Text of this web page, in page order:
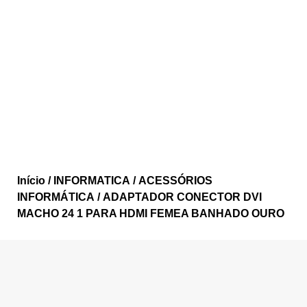
Início / INFORMATICA /ACESSÓRIOS
INFORMÁTICA / ADAPTADOR CONECTOR DVI
MACHO 24 1 PARA HDMI FEMEA BANHADO OURO